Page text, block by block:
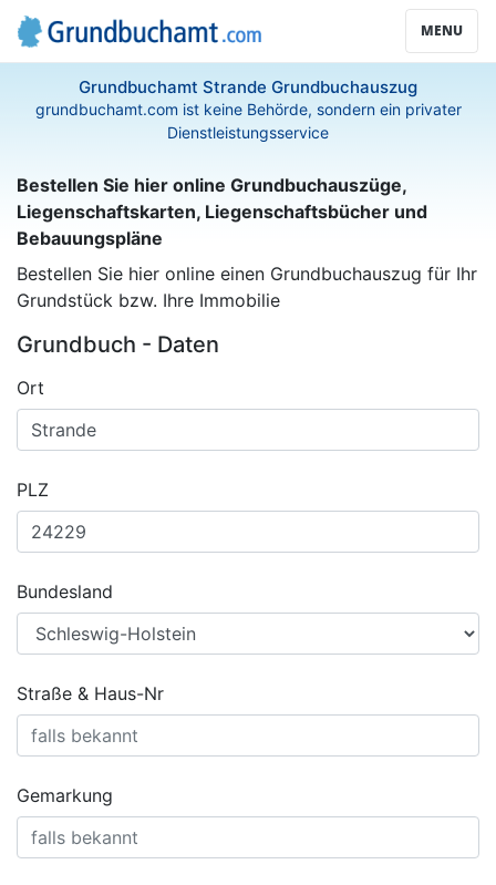
MENU
Grundbuchamt Strande Grundbuchauszug
grundbuchamt.com ist keine Behörde, sondern ein privater
Dienstleistungsservice
Bestellen Sie hier online Grundbuchauszüge,
Liegenschaftskarten, Liegenschaftsbücher und
Bebauungspläne
Bestellen Sie hier online einen Grundbuchauszug für Ihr
Grundstück bzw. Ihre Immobilie
Grundbuch - Daten
Ort
PLZ
Bundesland
Straße & Haus-Nr
Gemarkung